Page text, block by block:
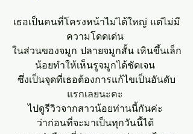
เธอเป็นคนที่โครงหน้าไม่ได้ใหญ่ แต่ไม่มี
ความโดดเด่น
ในส่วนของจมูก ปลายจมูกสั้น เหินขึ้นเล็ก
น้อยทำให้เห็นรูจมูกได้ชัดเจน
ซึ่งเป็นจุดที่เธอต้องการแก้ไขเป็นอันดับ
แรกเลยนะคะ
ไปดูรีวิวจากสาวน้อยท่านนี้กันค่ะ
ว่าก่อนที่จะมาเป็นทุกวันนี้ได้